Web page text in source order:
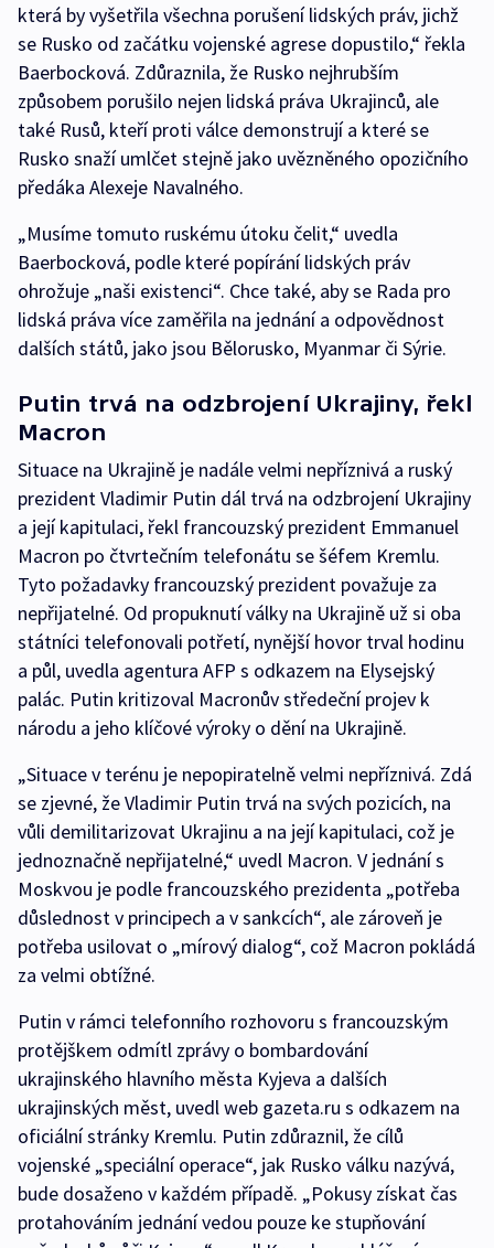
která by vyšetřila všechna porušení lidských práv, jichž
se Rusko od začátku vojenské agrese dopustilo,“ řekla
Baerbocková. Zdůraznila, že Rusko nejhrubším
způsobem porušilo nejen lidská práva Ukrajinců, ale
také Rusů, kteří proti válce demonstrují a které se
Rusko snaží umlčet stejně jako uvězněného opozičního
předáka Alexeje Navalného.
„Musíme tomuto ruskému útoku čelit,“ uvedla
Baerbocková, podle které popírání lidských práv
ohrožuje „naši existenci“. Chce také, aby se Rada pro
lidská práva více zaměřila na jednání a odpovědnost
dalších států, jako jsou Bělorusko, Myanmar či Sýrie.
Putin trvá na odzbrojení Ukrajiny, řekl
Macron
Situace na Ukrajině je nadále velmi nepříznivá a ruský
prezident Vladimir Putin dál trvá na odzbrojení Ukrajiny
a její kapitulaci, řekl francouzský prezident Emmanuel
Macron po čtvrtečním telefonátu se šéfem Kremlu.
Tyto požadavky francouzský prezident považuje za
nepřijatelné. Od propuknutí války na Ukrajině už si oba
státníci telefonovali potřetí, nynější hovor trval hodinu
a půl, uvedla agentura AFP s odkazem na Elysejský
palác. Putin kritizoval Macronův středeční projev k
národu a jeho klíčové výroky o dění na Ukrajině.
„Situace v terénu je nepopiratelně velmi nepříznivá. Zdá
se zjevné, že Vladimir Putin trvá na svých pozicích, na
vůli demilitarizovat Ukrajinu a na její kapitulaci, což je
jednoznačně nepřijatelné,“ uvedl Macron. V jednání s
Moskvou je podle francouzského prezidenta „potřeba
důslednost v principech a v sankcích“, ale zároveň je
potřeba usilovat o „mírový dialog“, což Macron pokládá
za velmi obtížné.
Putin v rámci telefonního rozhovoru s francouzským
protějškem odmítl zprávy o bombardování
ukrajinského hlavního města Kyjeva a dalších
ukrajinských měst, uvedl web gazeta.ru s odkazem na
oficiální stránky Kremlu. Putin zdůraznil, že cílů
vojenské „speciální operace“, jak Rusko válku nazývá,
bude dosaženo v každém případě. „Pokusy získat čas
protahováním jednání vedou pouze ke stupňování